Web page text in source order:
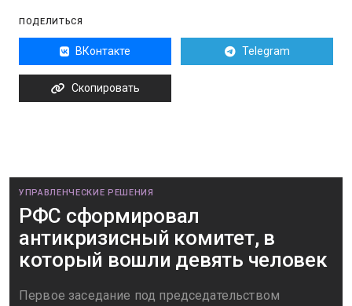
ПОДЕЛИТЬСЯ
ВКонтакте Telegram
Скопировать
УПРАВЛЕНЧЕСКИЕ РЕШЕНИЯ
РФС сформировал
антикризисный комитет, в
который вошли девять человек
Первое заседание под председательством